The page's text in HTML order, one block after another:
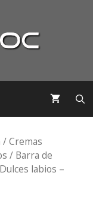
/Cremas
/ Barra de
labios –